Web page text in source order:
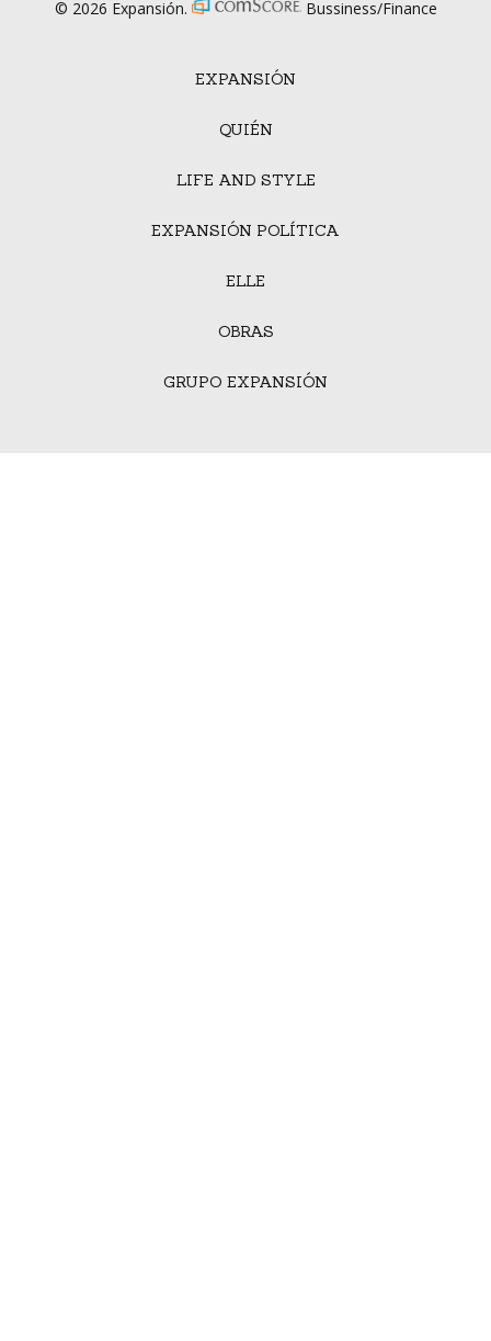
EXPANSIÓN
QUIÉN
LIFE AND STYLE
EXPANSIÓN POLÍTICA
ELLE
OBRAS
GRUPO EXPANSIÓN
© 2026 Expansión. Bussiness/Finance